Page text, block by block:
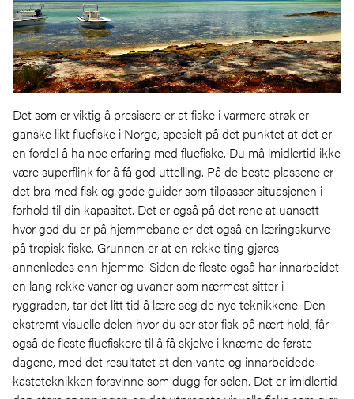
Det som er viktig å presisere er at fiske i varmere strøk er
ganske likt fluefiske i Norge, spesielt på det punktet at det er
en fordel å ha noe erfaring med fluefiske. Du må imidlertid ikke
være superflink for å få god uttelling. På de beste plassene er
det bra med fisk og gode guider som tilpasser situasjonen i
forhold til din kapasitet. Det er også på det rene at uansett
hvor god du er på hjemmebane er det også en læringskurve
på tropisk fiske. Grunnen er at en rekke ting gjøres
annenledes enn hjemme. Siden de fleste også har innarbeidet
en lang rekke vaner og uvaner som nærmest sitter i
ryggraden, tar det litt tid å lære seg de nye teknikkene. Den
ekstremt visuelle delen hvor du ser stor fisk på nært hold, får
også de fleste fluefiskere til å få skjelve i knærne de første
dagene, med det resultatet at den vante og innarbeidede
kasteteknikken forsvinne som dugg for solen. Det er imidlertid